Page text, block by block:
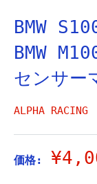
BMW
BMW
センサー
ALPHA RACING
価格:
販